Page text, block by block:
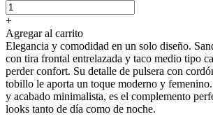
+
Agregar al carrito
Elegancia y comodidad en un solo diseño.
con tira frontal entrelazada y taco medio tipo
perder confort. Su detalle de pulsera con
tobillo le aporta un toque moderno y
y acabado minimalista, es el complemento
looks tanto de día como de noche.